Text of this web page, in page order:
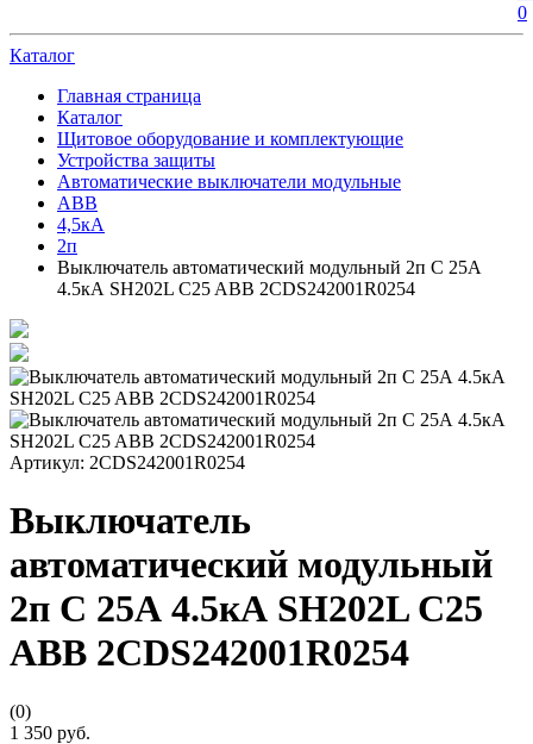
0
Каталог
Главная страница
Каталог
Щитовое оборудование и комплектующие
Устройства защиты
Автоматические выключатели модульные
АВВ
4,5кА
2п
Выключатель автоматический модульный 2п C 25А
4.5кА SH202L C25 ABB 2CDS242001R0254
Артикул: 2CDS242001R0254
Выключатель
автоматический модульный
2п C 25А 4.5кА SH202L C25
ABB 2CDS242001R0254
(0)
1 350 руб.